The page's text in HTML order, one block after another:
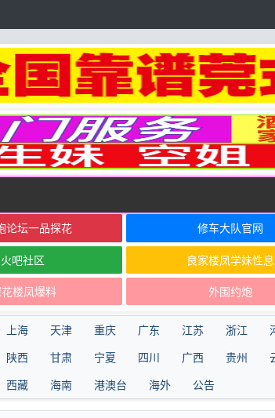
论坛一品探花 修车大队官网
吧社区 良家楼凤学妹性息
楼凤爆料 外围约炮
上海 天津 重庆 广东 江苏 浙江
陕西 甘肃 宁夏 四川 广西 贵州
西藏 海南 港澳台 海外 公告